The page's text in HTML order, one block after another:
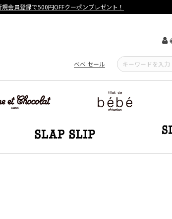
【重要】熊本地震による遅延可能性について
べべ セール